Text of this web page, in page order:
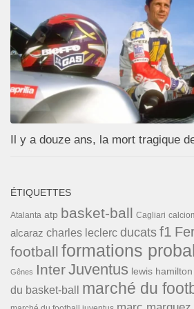
Il y a douze ans, la mort tragique
ÉTIQUETTES
Atalanta atp basket-ball Cagliari
alcaraz charles leclerc ducats f1
football formations
Gênes InterJuventus lewis hamilton
du basket-ball
marché du